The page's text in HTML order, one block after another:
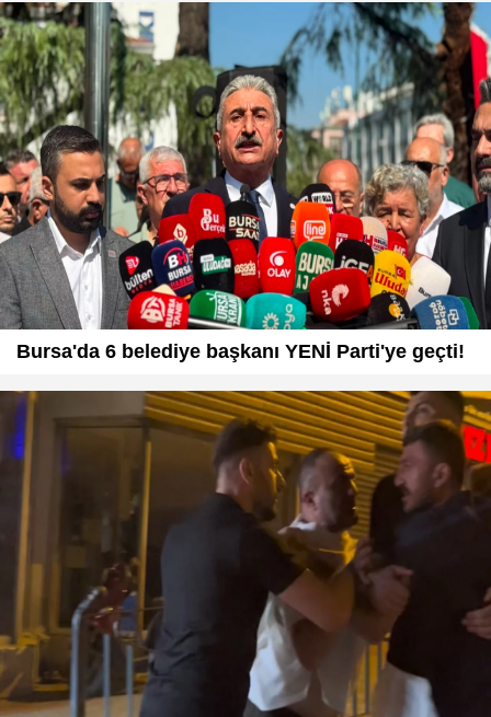
Bursa'da 6 belediye başkanı YENİ Parti'ye geçti!